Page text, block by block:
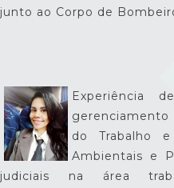
junto ao Corpo de
Experiência
gerenciamento
do Trabalho
Ambientais e
judiciais na área